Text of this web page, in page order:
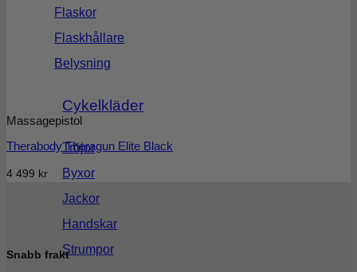
Flaskor
Flaskhållare
Belysning
Cykelkläder
Tröjor
Byxor
Jackor
Handskar
Strumpor
Massagepistol
Therabody Theragun Elite Black
4 499 kr
Snabb frakt